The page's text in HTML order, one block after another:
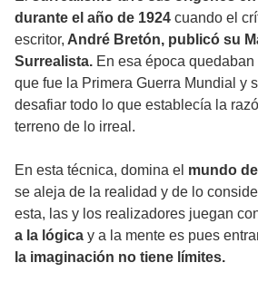
durante el año de 1924 cuando el
escritor, André Bretón, publicó su
Surrealista. En esa época
que fue la Primera Guerra Mundial y
desafiar todo lo que establecía la
terreno de lo irreal.
En esta técnica, domina el mundo
se aleja de la realidad y de lo
esta, las y los realizadores juegan
a la lógica y a la mente es pues
la imaginación no tiene límites.